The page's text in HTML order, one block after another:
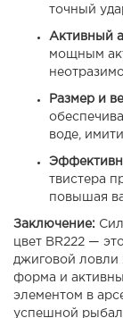
точный
Активный
мощным
Размер и
воде,
твистера
повышая
Заключение:
цвет BR222 —
джиговой
форма и
элементом в
успешной